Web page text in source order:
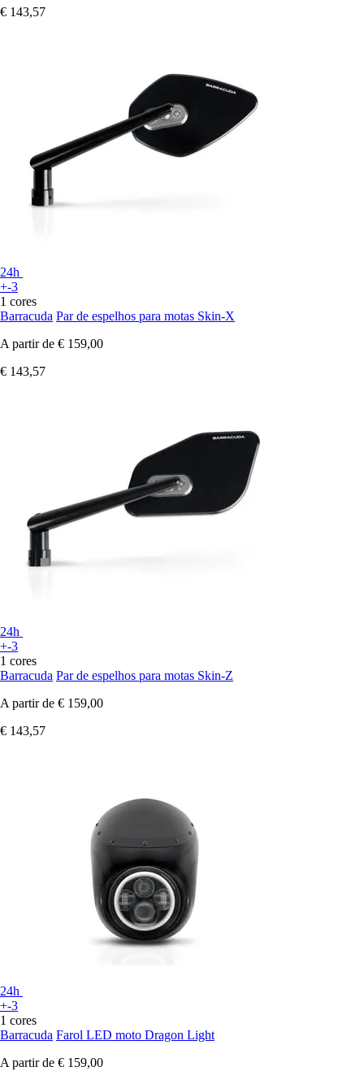
€ 143,57
24h
+-3
1 cores
Barracuda Par de espelhos para motas Skin-X
A partir de € 159,00
€ 143,57
24h
+-3
1 cores
Barracuda Par de espelhos para motas Skin-Z
A partir de € 159,00
€ 143,57
24h
+-3
1 cores
Barracuda Farol LED moto Dragon Light
A partir de € 159,00